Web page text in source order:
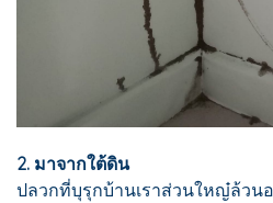
2. มาจากใต้ดิน
ปลวกที่บุรุกบ้านเราส่วนใหญ๋ล้วน